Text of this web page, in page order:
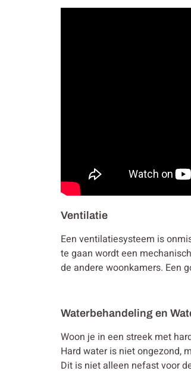
Ventilatie
Een ventilatiesysteem is
te gaan wordt een
de andere woonkamers. Een
Waterbehandeling en
Woon je in een streek met
Hard water is niet ongezond,
Dit is niet alleen nefast voor